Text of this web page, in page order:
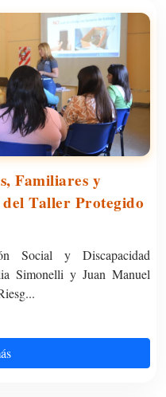
Familiares y
Taller Protegido
Social y Discapacidad
Simonelli y Juan Manuel